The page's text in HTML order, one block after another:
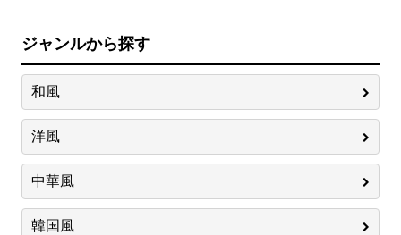
ジャンルから探す
和風
洋風
中華風
韓国風